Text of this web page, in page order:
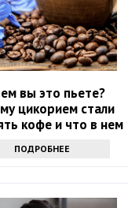
вы это пьете?
цикорием стали
кофе и что в нем
ПОДРОБНЕЕ